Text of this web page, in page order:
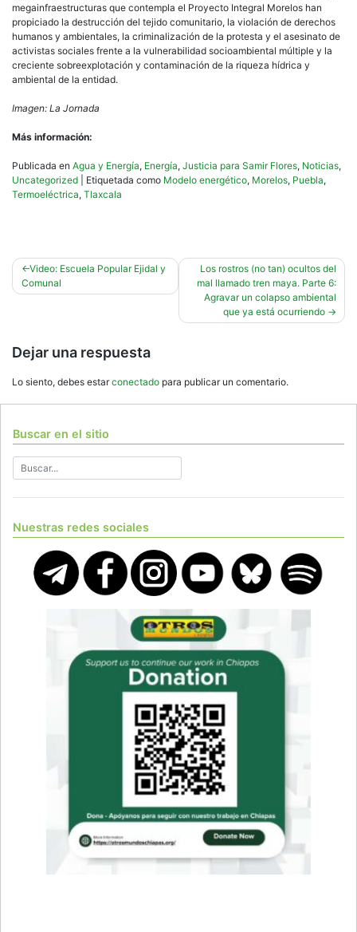
megainfraestructuras que contempla el Proyecto Integral Morelos han
propiciado la destrucción del tejido comunitario, la violación de derechos
humanos y ambientales, la criminalización de la protesta y el asesinato de
activistas sociales frente a la vulnerabilidad socioambiental múltiple y la
creciente sobreexplotación y contaminación de la riqueza hídrica y
ambiental de la entidad.
Imagen: La Jornada
Más información:
Publicada en Agua y Energía, Energía, Justicia para Samir Flores, Noticias,
Uncategorized
Etiquetada como Modelo energético, Morelos, Puebla,
Termoeléctrica, Tlaxcala
Navegación
de
Video: Escuela Popular Ejidal y
Comunal
Los rostros (no tan) ocultos del
mal llamado tren maya. Parte 6:
Agravar un colapso ambiental
que ya está ocurriendo
Dejar una respuesta
Lo siento, debes estarconectado para publicar un comentario.
Buscar en el sitio
Nuestras redes sociales